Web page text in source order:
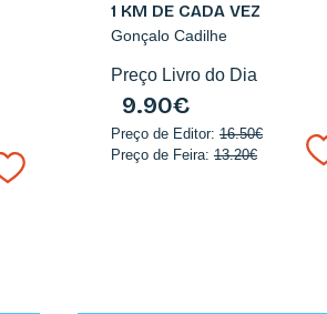
1 KM DE CADA VEZ
Gonçalo Cadilhe
Preço Livro do Dia
9.90€
Preço de Editor: 16.50€
Preço de Feira: 13.20€